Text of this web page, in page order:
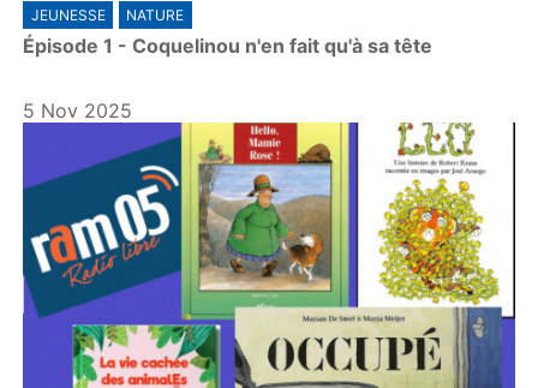
a
y
JEUNESSE
NATURE
Épisode 1 - Coquelinou n'en fait qu'à sa tête
5 Nov 2025